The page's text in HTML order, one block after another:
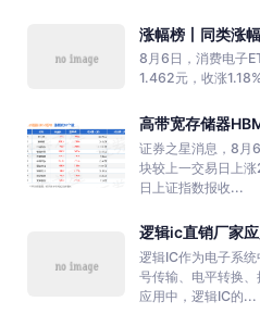
涨幅榜丨同类涨
8月6日，消费电子
1.462元，收涨
高带宽存储器
证券之星消息，8月
块较上一交易日上
日上证指数报收...
逻辑ic直销厂家
逻辑IC作为电子系
号传输、电平转换
应用中，逻辑IC的...